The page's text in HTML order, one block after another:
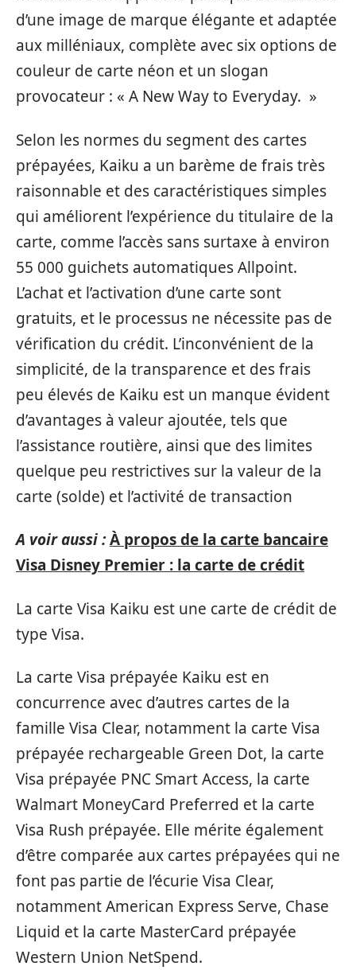
d’une image de marque élégante et adaptée
aux milléniaux, complète avec six options de
couleur de carte néon et un slogan
provocateur : « A New Way to Everyday. »
Selon les normes du segment des cartes
prépayées, Kaiku a un barème de frais très
raisonnable et des caractéristiques simples
qui améliorent l’expérience du titulaire de la
carte, comme l’accès sans surtaxe à environ
55 000 guichets automatiques Allpoint.
L’achat et l’activation d’une carte sont
gratuits, et le processus ne nécessite pas de
vérification du crédit. L’inconvénient de la
simplicité, de la transparence et des frais
peu élevés de Kaiku est un manque évident
d’avantages à valeur ajoutée, tels que
l’assistance routière, ainsi que des limites
quelque peu restrictives sur la valeur de la
carte (solde) et l’activité de transaction
A voir aussi :À propos de la carte bancaire
Visa Disney Premier : la carte de crédit
La carte Visa Kaiku est une carte de crédit de
type Visa.
La carte Visa prépayée Kaiku est en
concurrence avec d’autres cartes de la
famille Visa Clear, notamment la carte Visa
prépayée rechargeable Green Dot, la carte
Visa prépayée PNC Smart Access, la carte
Walmart MoneyCard Preferred et la carte
Visa Rush prépayée. Elle mérite également
d’être comparée aux cartes prépayées qui ne
font pas partie de l’écurie Visa Clear,
notamment American Express Serve, Chase
Liquid et la carte MasterCard prépayée
Western Union NetSpend.